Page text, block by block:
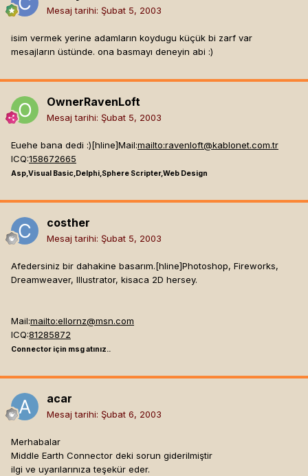
Mesaj tarihi: Şubat 5, 2003
isim vermek yerine adamların koydugu küçük bi zarf var
mesajların üstünde. ona basmayı deneyin abi :)
OwnerRavenLoft
Mesaj tarihi: Şubat 5, 2003
Euehe bana dedi :)[hline]Mail:mailto:ravenloft@kablonet.com.tr
ICQ:158672665
Asp,Visual Basic,Delphi,Sphere Scripter,Web Design
costher
Mesaj tarihi: Şubat 5, 2003
Afedersiniz bir dahakine basarım.[hline]Photoshop, Fireworks,
Dreamweaver, Illustrator, kisaca 2D hersey.
Mail:mailto:ellornz@msn.com
ICQ:81285872
Connector için msg atınız..
acar
Mesaj tarihi: Şubat 6, 2003
Merhabalar
Middle Earth Connector deki sorun giderilmiştir
ilgi ve uyarılarınıza teşekür eder.